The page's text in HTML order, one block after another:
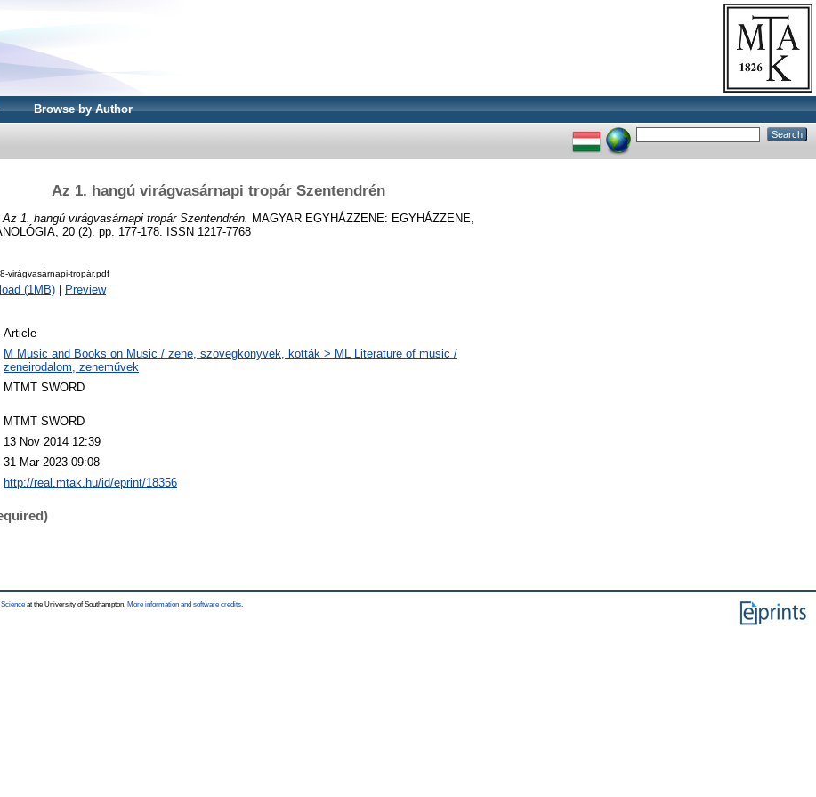
Browse by Author
Az 1. hangú virágvasárnapi tropár Szentendrén
Az 1. hangú virágvasárnapi tropár Szentendrén. MAGYAR EGYHÁZZENE: EGYHÁZZENE,
20 (2). pp. 177-178. ISSN 1217-7768
virágvasárnapi-tropár.pdf
(1MB) Preview
Article
M Music and Books on Music / zene, szövegkönyvek, kották > ML Literature of music /
zeneirodalom, zeneművek
MTMT SWORD
MTMT SWORD
13 Nov 2014 12:39
31 Mar 2023 09:08
http://real.mtak.hu/id/eprint/18356
at the University of Southampton. More information and software credits